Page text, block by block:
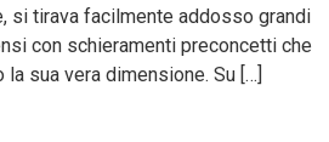
si tirava facilmente addosso grandi
con schieramenti preconcetti che
sua vera dimensione. Su […]